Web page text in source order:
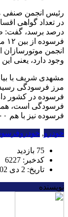
رئیس انجمن صنفی
انجمن
وجود دارد، یعنی
فرسوده در کشور
فرسودگی است،
فرسوده نیز با هم ۵۰۰ هزار دستگاه است.
خودرو,
75 بازدید
کدخبر: 6227
تاریخ: 2 دی 1402
نویسنده